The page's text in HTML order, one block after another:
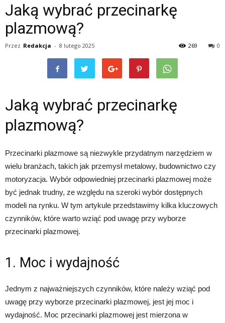
Jaką wybrać przecinarkę
plazmową?
Przez Redakcja - 8 lutego 2025 0
269
Jaką wybrać przecinarkę
plazmową?
Przecinarki plazmowe są niezwykle przydatnym narzędziem w
wielu branżach, takich jak przemysł metalowy, budownictwo czy
motoryzacja. Wybór odpowiedniej przecinarki plazmowej może
być jednak trudny, ze względu na szeroki wybór dostępnych
modeli na rynku. W tym artykule przedstawimy kilka kluczowych
czynników, które warto wziąć pod uwagę przy wyborze
przecinarki plazmowej.
1. Moc i wydajność
Jednym z najważniejszych czynników, które należy wziąć pod
uwagę przy wyborze przecinarki plazmowej, jest jej moc i
wydajność. Moc przecinarki plazmowej jest mierzona w